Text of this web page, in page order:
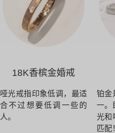
18K香槟金婚戒
哑光戒指印象低调，最适
合不过想要低调一些的
人。
铂金
一。
光和
匹配